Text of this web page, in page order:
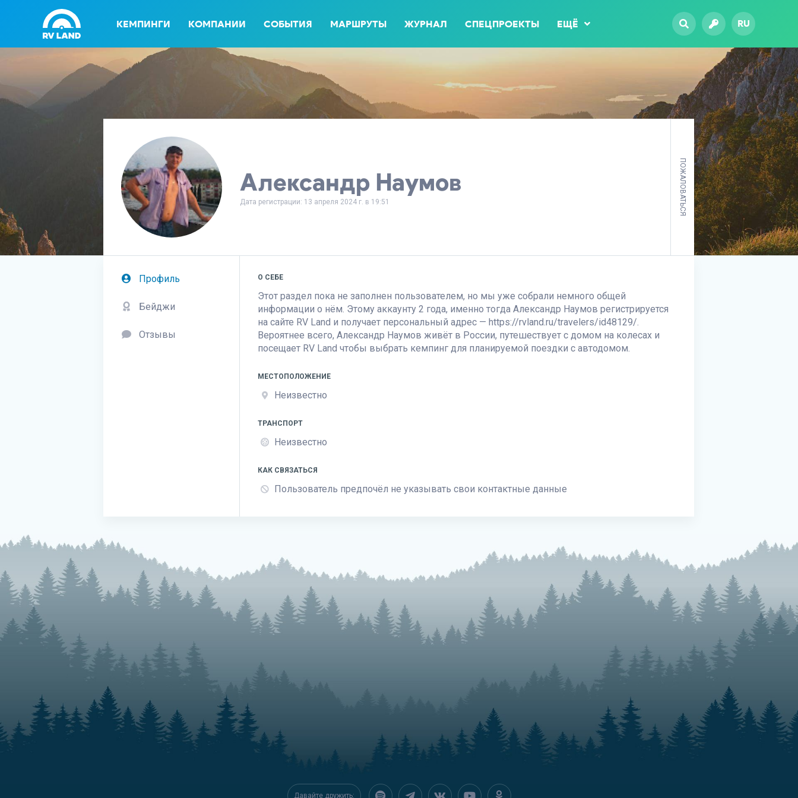
КЕМПИНГИ КОМПАНИИ СОБЫТИЯ МАРШРУТЫ ЖУРНАЛ СПЕЦПРОЕКТЫ ЕЩЁ RU
Александр Наумов
Дата регистрации: 13 апреля 2024 г. в 19:51 ПОЖАЛОВАТЬСЯ
Профиль
Бейджи
Отзывы
О СЕБЕ
Этот раздел пока не заполнен пользователем, но мы уже собрали немного общей
информации о нём. Этому аккаунту 2 года, именно тогда Александр Наумов регистрируется
на сайте RV Land и получает персональный адрес — https://rvland.ru/travelers/id48129/.
Вероятнее всего, Александр Наумов живёт в России, путешествует с домом на колесах и
посещает RV Land чтобы выбрать кемпинг для планируемой поездки с автодомом.
МЕСТОПОЛОЖЕНИЕ
Неизвестно
ТРАНСПОРТ
Неизвестно
КАК СВЯЗАТЬСЯ
Пользователь предпочёл не указывать свои контактные данные
Давайте дружить: